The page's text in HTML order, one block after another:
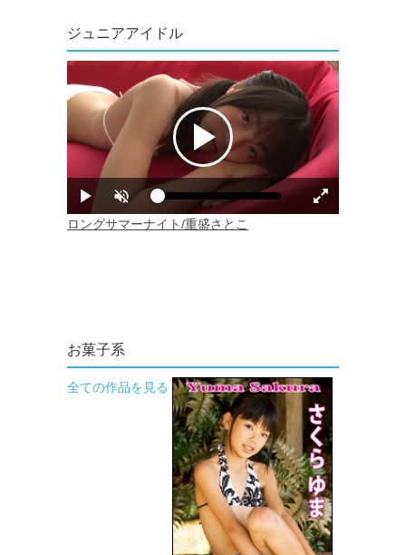
ジュニアアイドル
お菓子系
全ての作品を見る